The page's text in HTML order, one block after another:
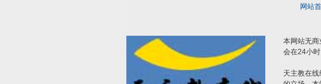
网站
本网站无
会在24小时
天主教在